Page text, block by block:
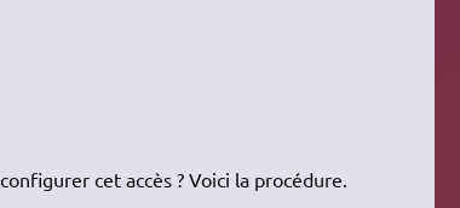
cet accès ? Voici la procédure.